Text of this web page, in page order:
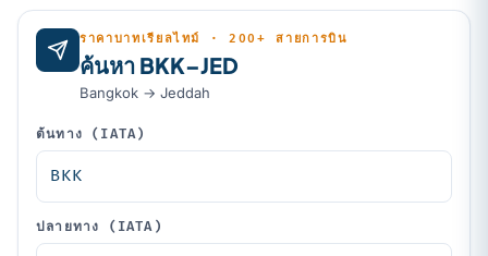
ราคาบาทเรียลไทม์ · 200+ สายการบิน
ค้นหา BKK–JED
Bangkok → Jeddah
ต้นทาง (IATA)
ปลายทาง (IATA)